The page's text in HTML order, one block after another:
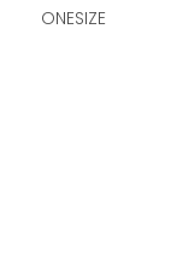
ONESIZE